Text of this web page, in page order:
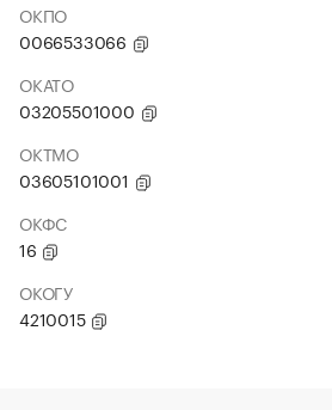
ОКПО
0066533066
ОКАТО
03205501000
ОКТМО
03605101001
ОКФС
16
ОКОГУ
4210015